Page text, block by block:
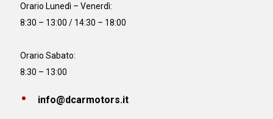
Orario Lunedì – Venerdì:
8:30 – 13:00 / 14:30 – 18:00
Orario Sabato:
8:30 – 13:00
info@dcarmotors.it